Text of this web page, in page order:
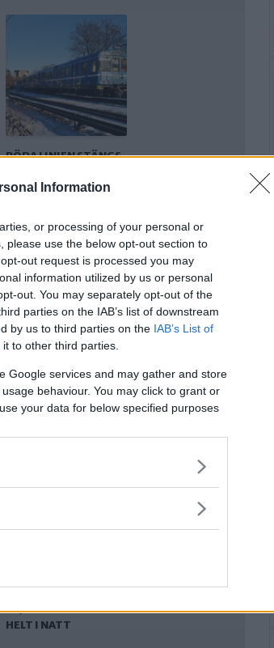
Information
or processing of your personal or
please use the below opt-out section to
out request is processed you may
information utilized by us or personal
out. You may separately opt-out of the
parties on the IAB’s list of downstream
by us to third parties on the IAB’s List of
to other third parties.
Google services and may gather and store
behaviour. You may click to grant or
your data for below specified purposes
RÖDA LINJEN STÄNGS
CYKELTUNNEL
VARNAR FÖR
OMFATTANDE
BILKÖER NÄR
LÄTTAR
E4/E20 STÄNGS AV
HELT I NATT